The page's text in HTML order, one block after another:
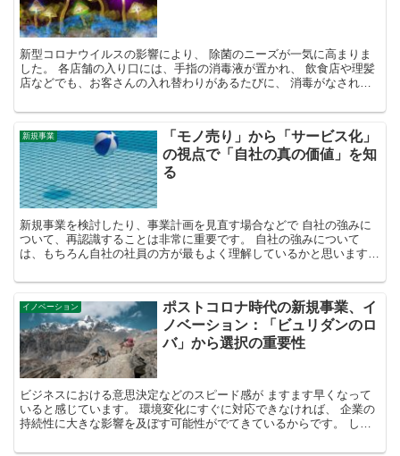
新型コロナウイルスの影響により、 除菌のニーズが一気に高まりま
した。 各店舗の入り口には、手指の消毒液が置かれ、 飲食店や理髪
店などでも、お客さんの入れ替わりがあるたびに、 消毒がなされて
新規事業
「モノ売り」から「サービス化」
の視点で「自社の真の価値」を知
る
新規事業を検討したり、事業計画を見直す場合などで 自社の強みに
ついて、再認識することは非常に重要です。 自社の強みについて
は、もちろん自社の社員の方が最もよく理解しているかと思います
イノベーション
ポストコロナ時代の新規事業、イ
ノベーション：「ビュリダンのロ
バ」から選択の重要性
ビジネスにおける意思決定などのスピード感が ますます早くなって
いると感じています。 環境変化にすぐに対応できなければ、 企業の
持続性に大きな影響を及ぼす可能性がでてきているからです。 しか